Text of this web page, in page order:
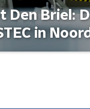
Den Briel:
in